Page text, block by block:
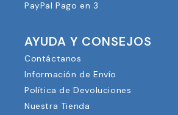
PayPal Pago en 3
AYUDA Y CONSEJOS
Contáctanos
Información de Envío
Política de Devoluciones
Nuestra Tienda